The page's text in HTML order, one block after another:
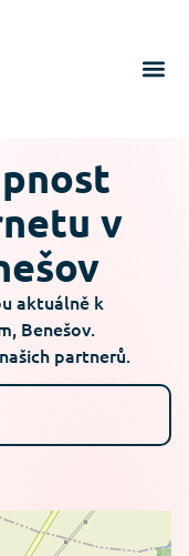
v
aktuálně k
Benešov.
partnerů.